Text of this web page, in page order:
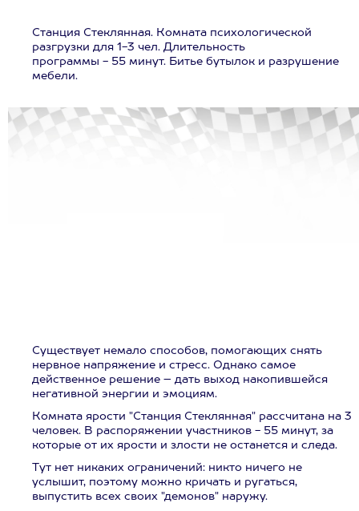
Станция Стеклянная. Комната психологической
разгрузки для 1-3 чел. Длительность
программы - 55 минут. Битье бутылок и разрушение
мебели.
Существует немало способов, помогающих снять
нервное напряжение и стресс. Однако самое
действенное решение – дать выход накопившейся
негативной энергии и эмоциям.
Комната ярости "Станция Стеклянная" рассчитана на 3
человек. В распоряжении участников - 55 минут, за
которые от их ярости и злости не останется и следа.
Тут нет никаких ограничений: никто ничего не
услышит, поэтому можно кричать и ругаться,
выпустить всех своих "демонов" наружу.